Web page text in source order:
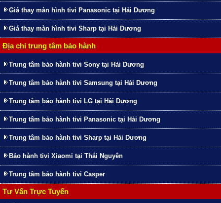
Giá thay màn hình tivi Panasonic tại Hải Dương
Giá thay màn hình tivi Sharp tại Hải Dương
Địa chỉ trung tâm bảo hành
Trung tâm bảo hành tivi Sony tại Hải Dương
Trung tâm bảo hành tivi Samsung tại Hải Dương
Trung tâm bảo hành tivi LG tại Hải Dương
Trung tâm bảo hành tivi Panasonic tại Hải Dương
Trung tâm bảo hành tivi Sharp tại Hải Dương
Bảo hành tivi Xiaomi tại Thái Nguyên
Trung tâm bảo hành tivi Casper
Tư Vấn Trực Tuyến